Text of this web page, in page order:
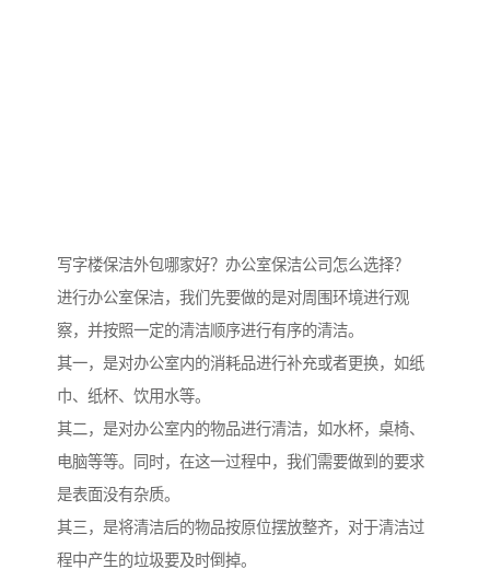
写字楼保洁外包哪家好？办公室保洁公司怎么选择？
进行办公室保洁，我们先要做的是对周围环境进行观
察，并按照一定的清洁顺序进行有序的清洁。
其一，是对办公室内的消耗品进行补充或者更换，如纸
巾、纸杯、饮用水等。
其二，是对办公室内的物品进行清洁，如水杯，桌椅、
电脑等等。同时，在这一过程中，我们需要做到的要求
是表面没有杂质。
其三，是将清洁后的物品按原位摆放整齐，对于清洁过
程中产生的垃圾要及时倒掉。